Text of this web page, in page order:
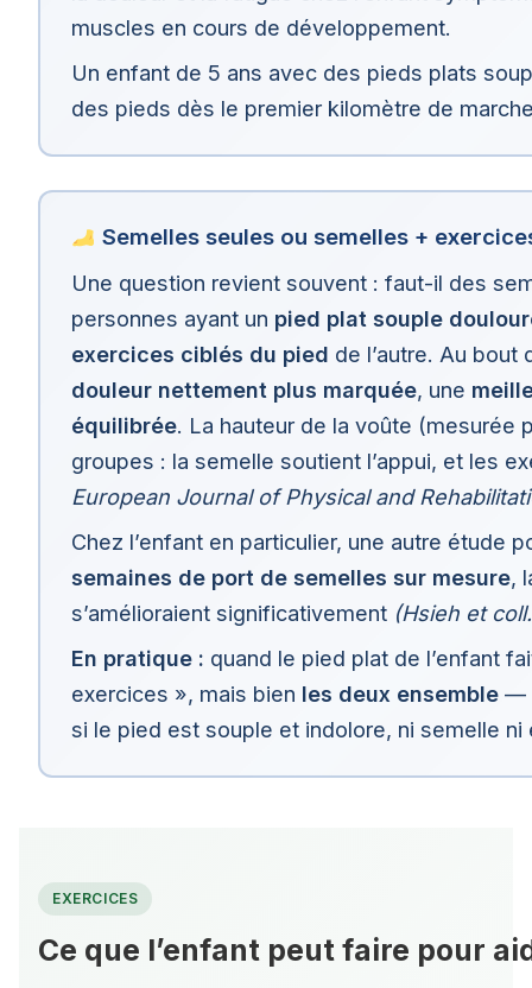
muscles en cours de développement.
Un enfant de 5 ans avec des pieds plats
des pieds dès le premier kilomètre de
Semelles seules ou semelles +
Une question revient souvent : faut-il des
personnes ayant un pied plat souple
exercices ciblés du pied de l’autre. Au
douleur nettement plus marquée, une
équilibrée. La hauteur de la voûte (mesurée
groupes : la semelle soutient l’appui, et les
European Journal of Physical and
Chez l’enfant en particulier, une autre étude
semaines de port de semelles sur mesure,
s’amélioraient significativement (Hsieh et
En pratique : quand le pied plat de l’enfant
exercices », mais bien les deux ensemble—
si le pied est souple et indolore, ni semelle
EXERCICES
Ce que l’enfant peut faire pour